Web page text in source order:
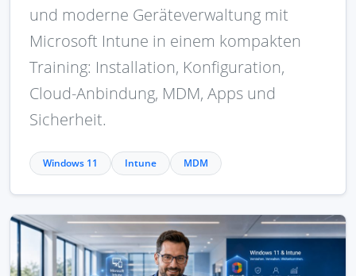
und moderne Geräteverwaltung mit
Microsoft Intune in einem kompakten
Training: Installation, Konfiguration,
Cloud-Anbindung, MDM, Apps und
Sicherheit.
Windows 11 Intune MDM